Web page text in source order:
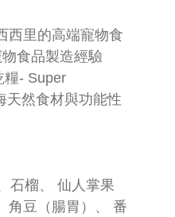
西里的高端寵物食
食品製造經驗
糧- Super
天然食材與功能性
石榴、 仙人掌果
角豆（腸胃）、 番